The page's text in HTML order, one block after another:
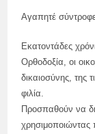
Αγαπητέ
Εκατοντάδες
Ορθοδοξία, οι
δικαιοσύνης, της
φιλία.
Προσπαθούν να
χρησιμοποιώντας